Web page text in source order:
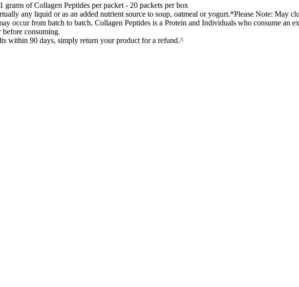
of Collagen Peptides per packet - 20 packets per box
any liquid or as an added nutrient source to soup, oatmeal or yogurt.*Please Note: May
from batch to batch. Collagen Peptides is a Protein and Individuals who consume an
before consuming.
90 days, simply return your product for a refund.^